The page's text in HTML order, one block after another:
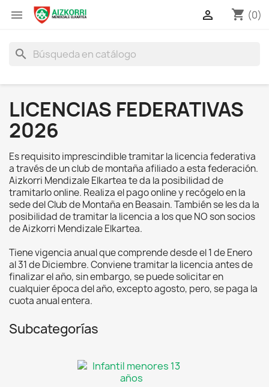
 shopping_cart (0)

search
LICENCIAS FEDERATIVAS
2026
Es requisito imprescindible tramitar la licencia federativa
a través de un club de montaña afiliado a esta federación.
Aizkorri Mendizale Elkartea te da la posibilidad de
tramitarlo online. Realiza el pago online y recógelo en la
sede del Club de Montaña en Beasain. También se les da la
posibilidad de tramitar la licencia a los que NO son socios
de Aizkorri Mendizale Elkartea.
Tiene vigencia anual que comprende desde el 1 de Enero
al 31 de Diciembre. Conviene tramitar la licencia antes de
finalizar el año, sin embargo, se puede solicitar en
cualquier época del año, excepto agosto, pero, se paga la
cuota anual entera.
Subcategorías